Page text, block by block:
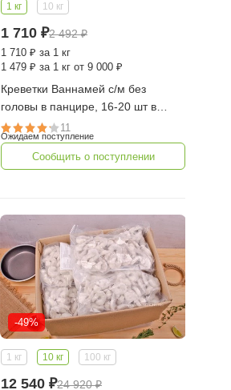
1 кг 10 кг
1 710 ₽2 492₽
1 710 ₽ за 1 кг
1 479 ₽ за 1 кг от 9 000 ₽
Креветки Ваннамей с/м без
головы в панцире, 16-20 шт в
фунте, 1 кг (35-44 шт/кг, Индия)
11
Ожидаем поступление
Сообщить о поступлении
-49%
1 кг 10 кг 100 кг
12 540 ₽24 920₽